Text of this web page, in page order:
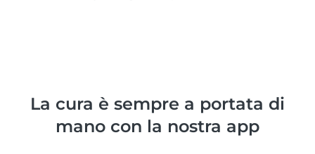
La cura è sempre a portata di
mano con la nostra app